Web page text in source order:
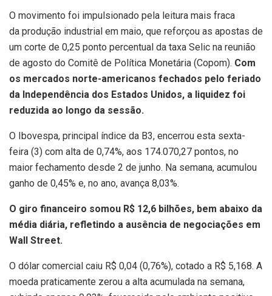
O movimento foi impulsionado pela leitura mais fraca
da produção industrial em maio, que reforçou as apostas de
um corte de 0,25 ponto percentual da taxa Selic na reunião
de agosto do Comitê de Política Monetária (Copom). Com
os mercados norte-americanos fechados pelo feriado
da Independência dos Estados Unidos, a liquidez foi
reduzida ao longo da sessão.
O Ibovespa, principal índice da B3, encerrou esta sexta-
feira (3) com alta de 0,74%, aos 174.070,27 pontos, no
maior fechamento desde 2 de junho. Na semana, acumulou
ganho de 0,45% e, no ano, avança 8,03%.
O giro financeiro somou R$ 12,6 bilhões, bem abaixo da
média diária, refletindo a ausência de negociações em
Wall Street.
O dólar comercial caiu R$ 0,04 (0,76%), cotado a R$ 5,168. A
moeda praticamente zerou a alta acumulada na semana,